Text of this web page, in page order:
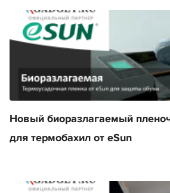
Новый биоразлагаемый
для термобахил от eSun